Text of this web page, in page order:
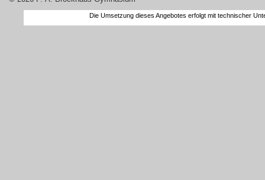
Die Umsetzung dieses Angebotes erfolgt mit technischer